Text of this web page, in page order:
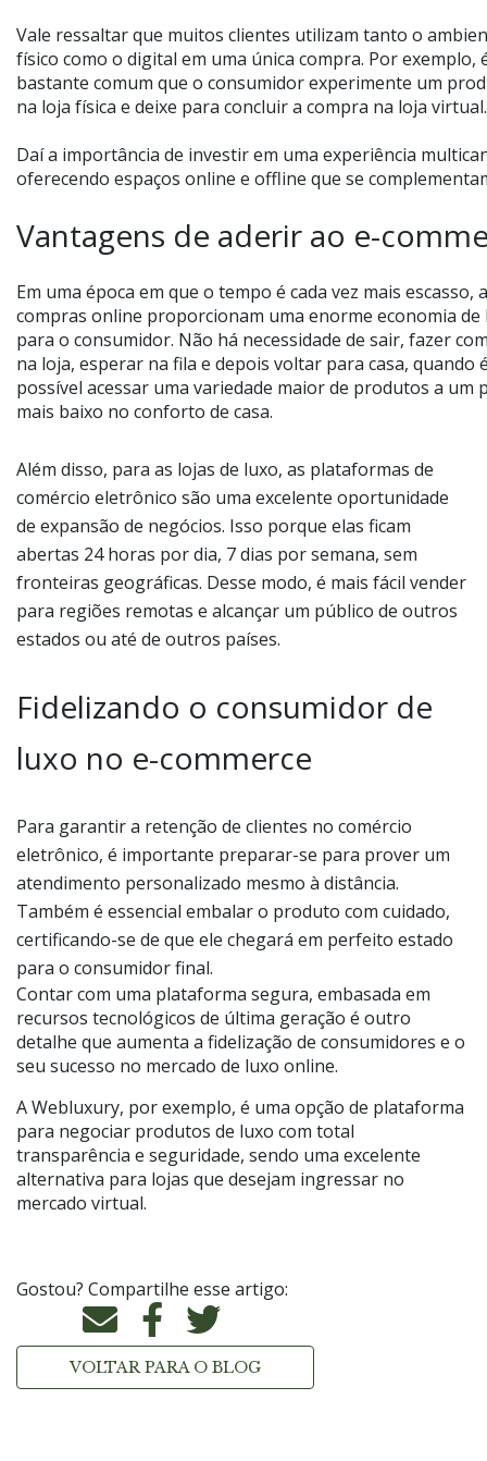
Vale ressaltar que muitos clientes utilizam tanto o
físico como o digital em uma única compra. Por exemplo,
bastante comum que o consumidor experimente um
na loja física e deixe para concluir a compra na loja
Daí a importância de investir em uma experiência
oferecendo espaços online e offline que se
Vantagens de aderir ao e-
Em uma época em que o tempo é cada vez mais escasso,
compras online proporcionam uma enorme economia de
para o consumidor. Não há necessidade de sair, fazer
na loja, esperar na fila e depois voltar para casa, quando
possível acessar uma variedade maior de produtos a um
mais baixo no conforto de casa.
Além disso, para as lojas de luxo, as plataformas de
comércio eletrônico são uma excelente oportunidade
de expansão de negócios. Isso porque elas ficam
abertas 24 horas por dia, 7 dias por semana, sem
fronteiras geográficas. Desse modo, é mais fácil vender
para regiões remotas e alcançar um público de outros
estados ou até de outros países.
Fidelizando o consumidor de
luxo no e-commerce
Para garantir a retenção de clientes no comércio
eletrônico, é importante preparar-se para prover um
atendimento personalizado mesmo à distância.
Também é essencial embalar o produto com cuidado,
certificando-se de que ele chegará em perfeito estado
para o consumidor final.
Contar com uma plataforma segura, embasada em
recursos tecnológicos de última geração é outro
detalhe que aumenta a fidelização de consumidores e o
seu sucesso no mercado de luxo online.
A Webluxury, por exemplo, é uma opção de plataforma
para negociar produtos de luxo com total
transparência e seguridade, sendo uma excelente
alternativa para lojas que desejam ingressar no
mercado virtual.
Gostou? Compartilhe esse artigo:
VOLTAR PARA O BLOG